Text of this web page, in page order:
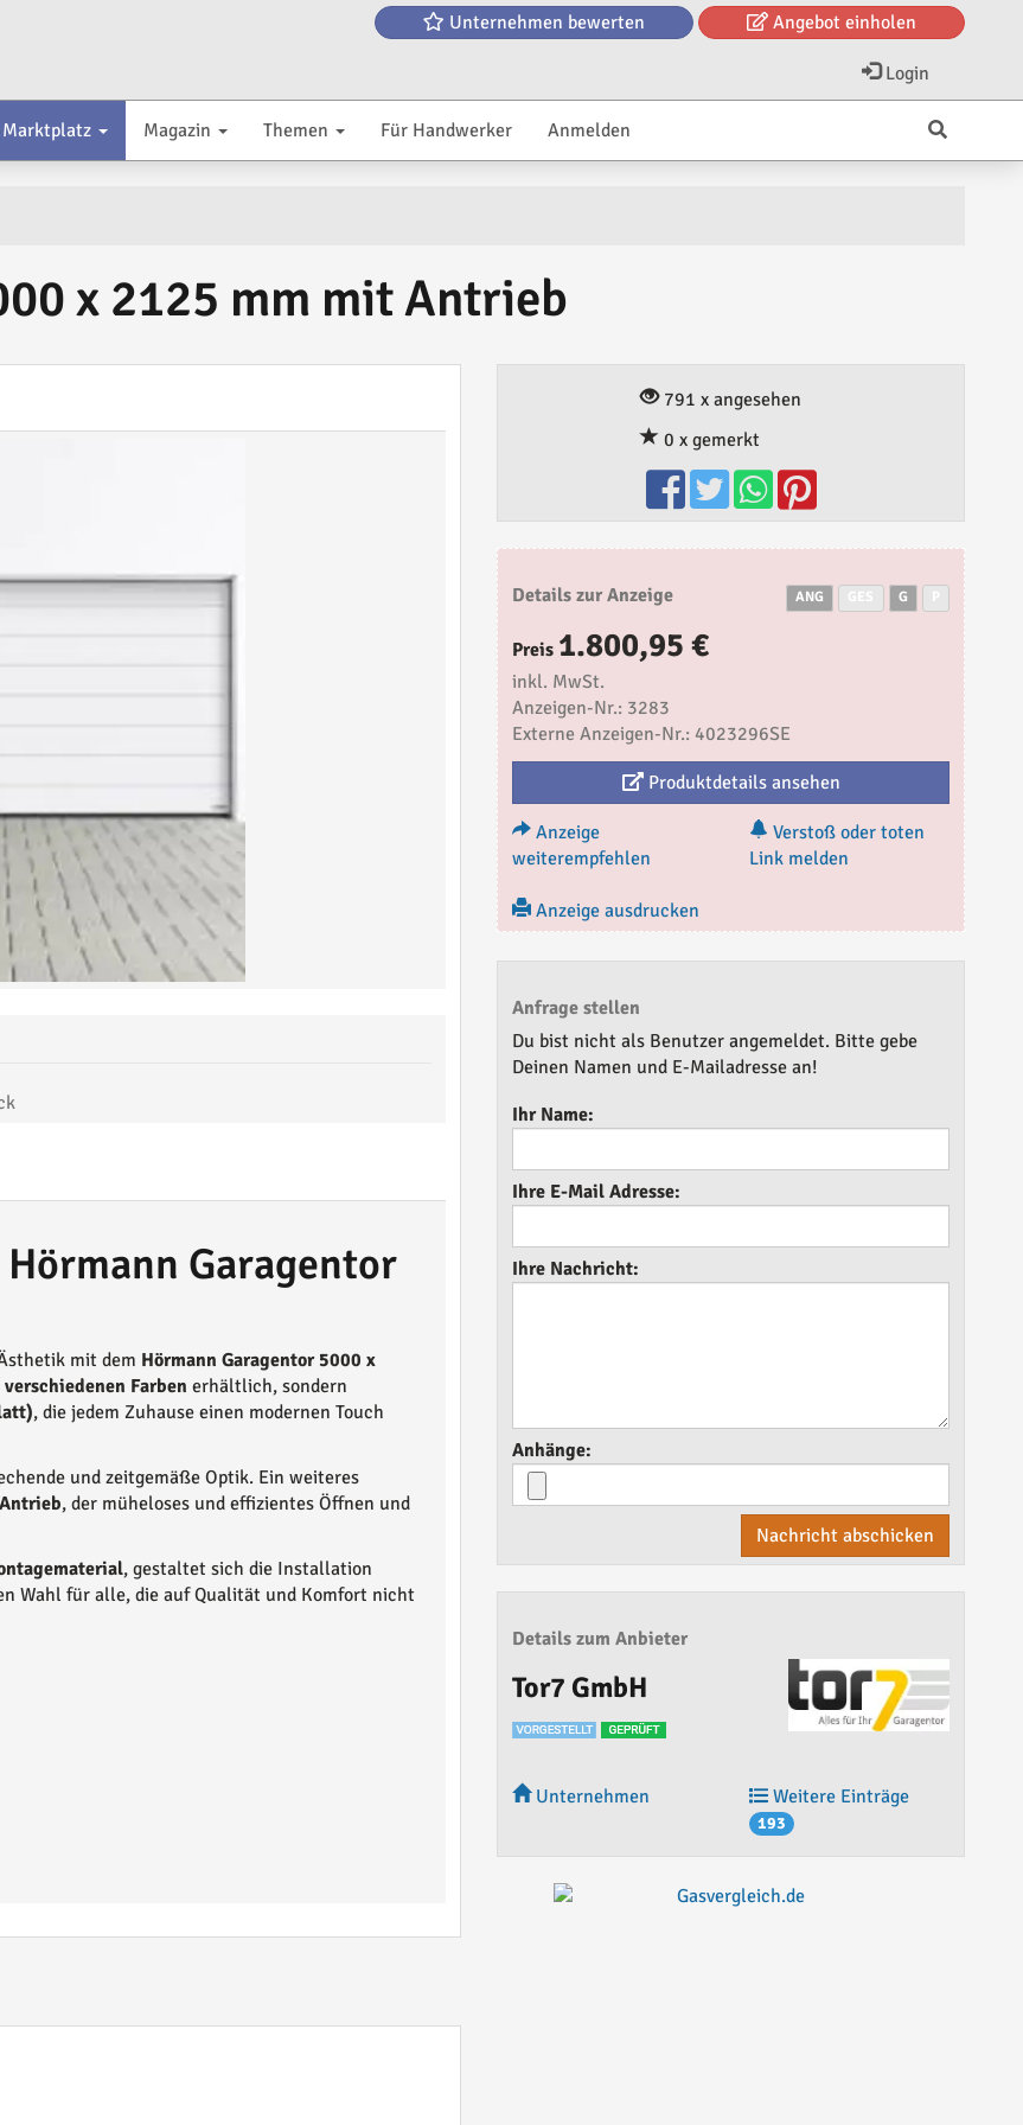
Unternehmen bewerten Angebot einholen
Login
Marktplatz Magazin Themen Für Handwerker Anmelden
x 2125 mm mit Antrieb
Garagentor
mit dem Hörmann Garagentor 5000 x
verschiedenen Farben erhältlich, sondern
, die jedem Zuhause einen modernen Touch
und zeitgemäße Optik. Ein weiteres
, der müheloses und effizientes Öffnen und
, gestaltet sich die Installation
Wahl für alle, die auf Qualität und Komfort nicht
791 x angesehen
0 x gemerkt
Details zur Anzeige ANG G
Preis 1.800,95 €
inkl. MwSt.
Anzeigen-Nr.: 3283
Externe Anzeigen-Nr.: 4023296SE
Produktdetails ansehen
Anzeige
weiterempfehlen
Verstoß oder toten
Link melden
Anzeige ausdrucken
Anfrage stellen
Du bist nicht als Benutzer angemeldet. Bitte gebe
Deinen Namen und E-Mailadresse an!
Ihr Name:
Ihre E-Mail Adresse:
Ihre Nachricht:
Anhänge:
Nachricht abschicken
Details zum Anbieter
Tor7 GmbH
Unternehmen Weitere Einträge
193